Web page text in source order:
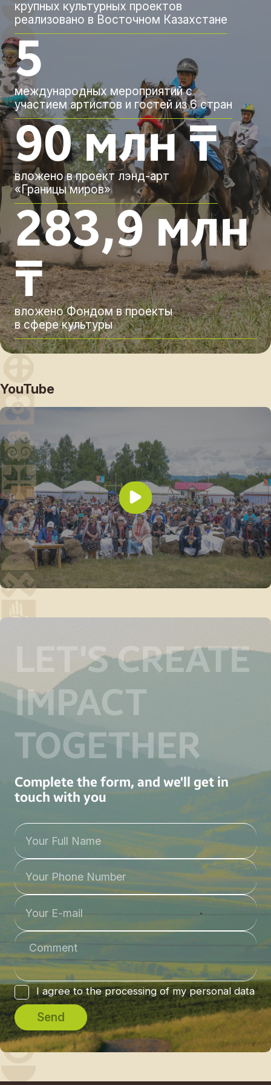
крупных культурных проектов
реализовано в Восточном Казахстане
5
международных мероприятий с
участием артистов и гостей из 6 стран
90 млн ₸
вложено в проект лэнд-арт
«Границы миров»
283,9 млн
₸
вложено Фондом в проекты
в сфере культуры
YouTube
LET'S CREATE
IMPACT
TOGETHER
Complete the form, and we'll get in
touch with you
I agree to the processing of my personal data